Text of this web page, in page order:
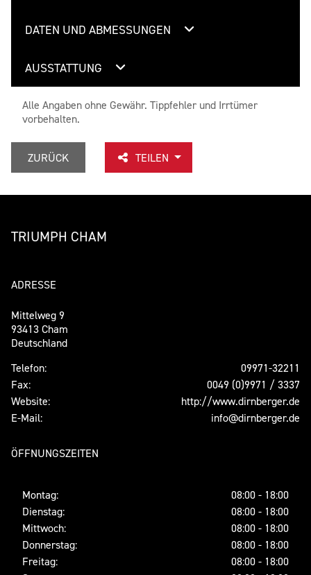
DATEN UND ABMESSUNGEN
AUSSTATTUNG
Alle Angaben ohne Gewähr. Tippfehler und Irrtümer
vorbehalten.
ZURÜCK TEILEN
TRIUMPH CHAM
ADRESSE
Mittelweg 9
93413 Cham
Deutschland
Telefon:
09971-32211
Fax:
0049 (0)9971 / 3337
Website:
http://www.dirnberger.de
E-Mail:
info@dirnberger.de
ÖFFNUNGSZEITEN
Montag:
08:00 - 18:00
Dienstag:
08:00 - 18:00
Mittwoch:
08:00 - 18:00
Donnerstag:
08:00 - 18:00
Freitag:
08:00 - 18:00